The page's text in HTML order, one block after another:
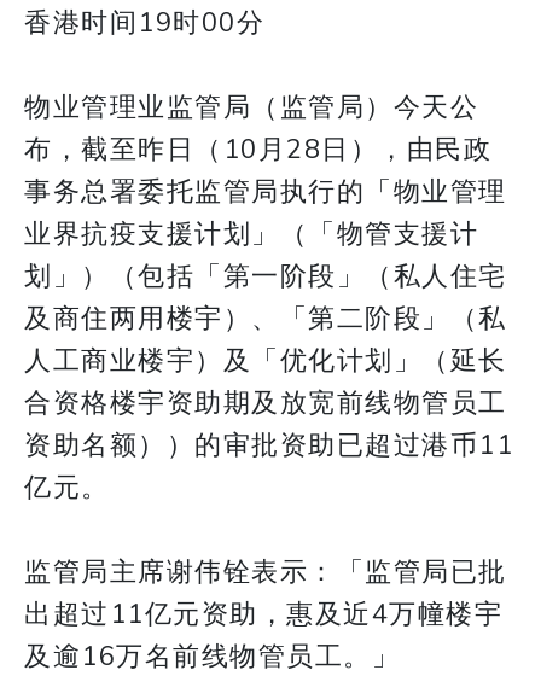
香港时间19时00分
物业管理业监管局（监管局）今天公
布，截至昨日（10月28日），由民政
事务总署委托监管局执行的「物业管理
业界抗疫支援计划」（「物管支援计
划」）（包括「第一阶段」（私人住宅
及商住两用楼宇）、「第二阶段」（私
人工商业楼宇）及「优化计划」（延长
合资格楼宇资助期及放宽前线物管员工
资助名额））的审批资助已超过港币11
亿元。
监管局主席谢伟铨表示：「监管局已批
出超过11亿元资助，惠及近4万幢楼宇
及逾16万名前线物管员工。」